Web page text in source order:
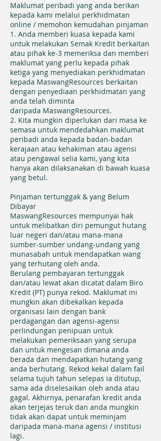
Maklumat peribadi yang anda berikan
kepada kami melalui perkhidmatan
online / memohon kemudahan pinjaman
1. Anda memberi kuasa kepada kami
untuk melakukan Semak Kredit berkaitan
atau pihak ke-3 memeriksa dan memberi
maklumat yang perlu kepada pihak
ketiga yang menyediakan perkhidmatan
kepada MaswangResources berkaitan
dengan penyediaan perkhidmatan yang
anda telah diminta
daripada MaswangResources.
2. Kita mungkin diperlukan dari masa ke
semasa untuk mendedahkan maklumat
peribadi anda kepada badan-badan
kerajaan atau kehakiman atau agensi
atau pengawal selia kami, yang kita
hanya akan dilaksanakan di bawah kuasa
yang betul.
Pinjaman tertunggak & yang Belum
Dibayar
MaswangResources mempunyai hak
untuk melibatkan diri pemungut hutang
luar negeri dan/atau mana-mana
sumber-sumber undang-undang yang
munasabah untuk mendapatkan wang
yang terhutang oleh anda.
Berulang pembayaran tertunggak
dan/atau lewat akan dicatat dalam Biro
Kredit (PT) punya rekod. Maklumat ini
mungkin akan dibekalkan kepada
organisasi lain dengan bank
perdagangan dan agensi-agensi
perlindungan penipuan untuk
melakukan pemeriksaan yang serupa
dan untuk mengesan dimana anda
berada dan mendapatkan hutang yang
anda berhutang. Rekod kekal dalam fail
selama tujuh tahun selepas ia ditutup,
sama ada diselesaikan oleh anda atau
gagal. Akhirnya, penarafan kredit anda
akan terjejas teruk dan anda mungkin
tidak akan dapat untuk meminjam
daripada mana-mana agensi / institusi
lagi.